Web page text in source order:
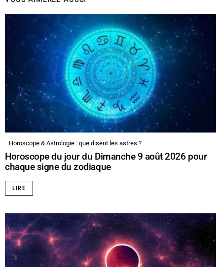
Horoscope & Astrologie : que disent les astres ?
Horoscope du jour du Dimanche 9 août 2026 pour
chaque signe du zodiaque
LIRE